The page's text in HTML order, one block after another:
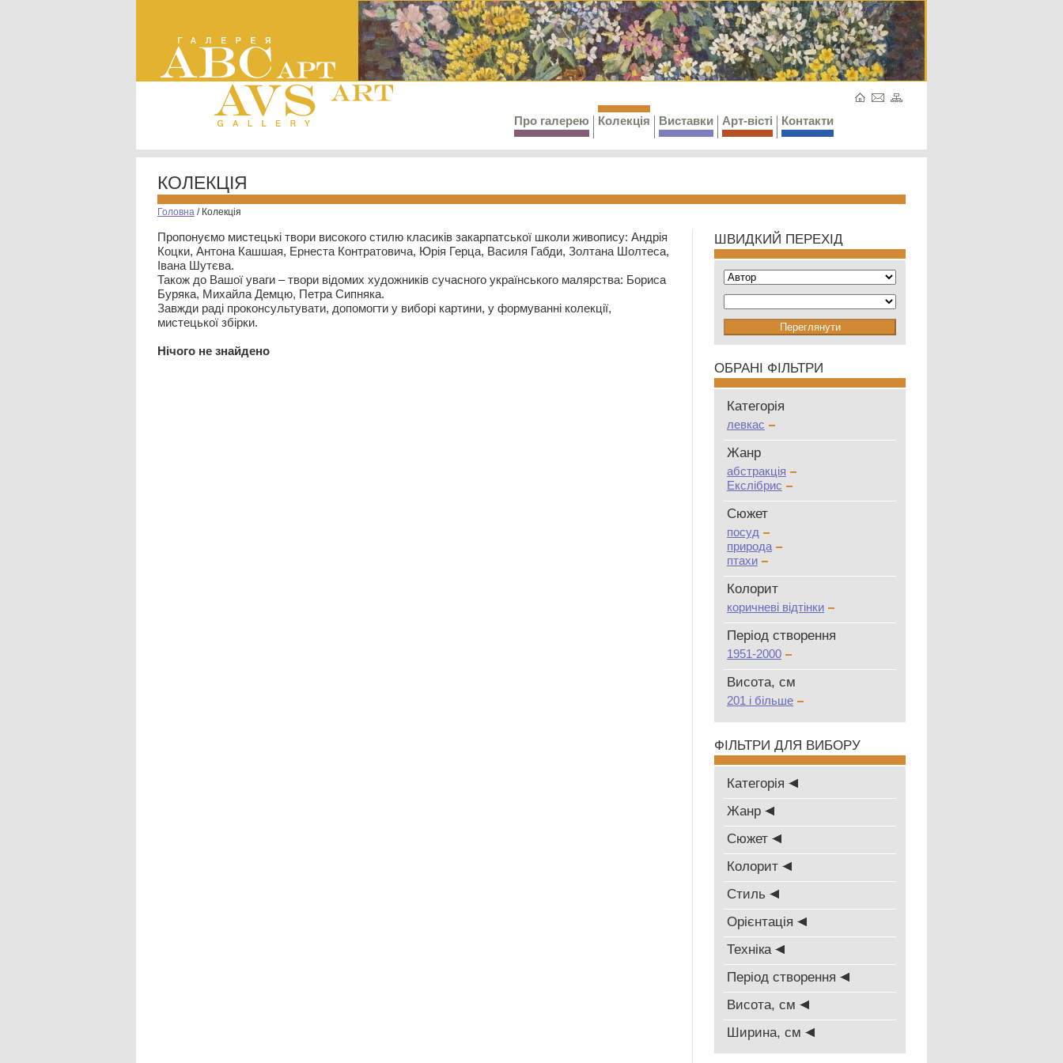
Про галерею Колекція Виставки Арт-вісті Контакти
КОЛЕКЦІЯ
Головна / Колекція
Пропонуємо мистецькі твори високого стилю класиків закарпатської школи живопису: Андрія
Коцки, Антона Кашшая, Ернеста Контратовича, Юрія Герца, Василя Габди, Золтана Шолтеса,
Івана Шутєва.
Також до Вашої уваги – твори відомих художників сучасного українського малярства: Бориса
Буряка, Михайла Демцю, Петра Сипняка.
Завжди раді проконсультувати, допомогти у виборі картини, у формуванні колекції,
мистецької збірки.
Нiчого не знайдено
ШВИДКИЙ ПЕРЕХІД
ОБРАНІ ФІЛЬТРИ
Категорія
левкас
Жанр
абстракція
Екслібрис
Сюжет
посуд
природа
птахи
Колорит
коричневі відтінки
Період створення
1951-2000
Висота, см
201 і більше
ФІЛЬТРИ ДЛЯ ВИБОРУ
Категорія
Жанр
Сюжет
Колорит
Стиль
Oрієнтація
Техніка
Період створення
Висота, см
Ширина, см